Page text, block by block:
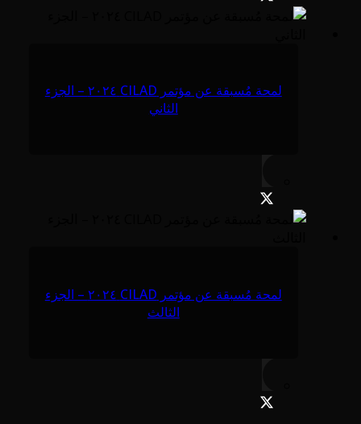
لمحة مُسبقة عن مؤتمر CILAD ٢٠٢٤ – الجزء
الثاني
لمحة مُسبقة عن مؤتمر CILAD ٢٠٢٤ – الجزء
الثالث